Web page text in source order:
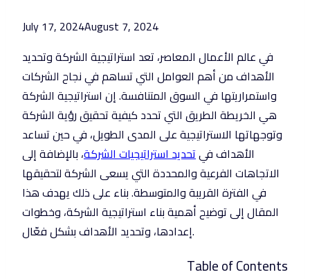
July 17, 2024August 7, 2024
في عالم الأعمال المعاصر، تعد استراتيجية الشركة وتحديد
الأهداف من أهم العوامل التي تساهم في نجاح الشركات
واستمراريتها في السوق المتنافسة. إن استراتيجية الشركة
هي الخريطة الطريق التي تحدد كيفية تحقيق رؤية الشركة
وتوجهاتها الاستراتيجية على المدى الطويل، في حين تساعد
الأهداف فيتحديد استراتيجيات الشركة، بالإضافة إلى
الاتجاهات الفرعية والمحددة التي يسعى الشركة لتحقيقها
في الفترة القريبة والمتوسطة. بناء على ذلك يهدف هذا
المقال إلى توضيح أهمية بناء استراتيجية الشركة، وخطوات
إعدادها، وتحديد الأهداف بشكل فعّال.
Table of Contents